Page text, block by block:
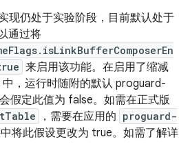
现仍处于实验阶段，目前默认处于
通过将
来启用该功能。在启用了缩减
中，运行时随附的默认 proguard-
假定此值为 false。如需在正式版
，需要在应用的 proguard-
将此假设更改为 true。如需了解详